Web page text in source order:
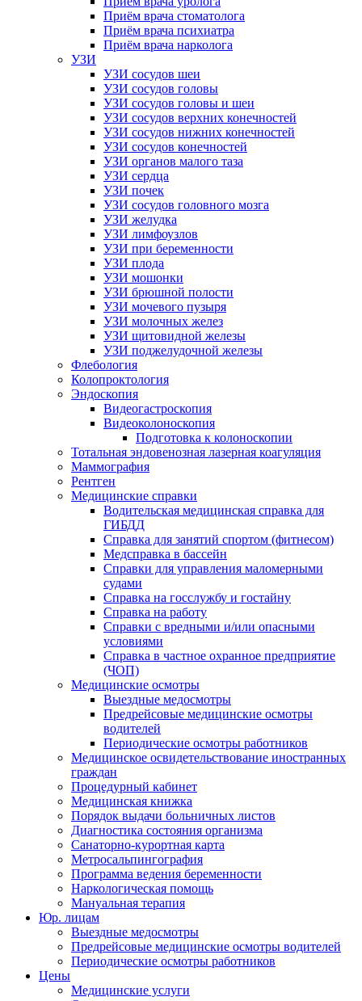
Приём врача стоматолога
Приём врача психиатра
Приём врача нарколога
УЗИ
УЗИ сосудов шеи
УЗИ сосудов головы
УЗИ сосудов головы и шеи
УЗИ сосудов верхних конечностей
УЗИ сосудов нижних конечностей
УЗИ сосудов конечностей
УЗИ органов малого таза
УЗИ сердца
УЗИ почек
УЗИ сосудов головного мозга
УЗИ желудка
УЗИ лимфоузлов
УЗИ при беременности
УЗИ плода
УЗИ мошонки
УЗИ брюшной полости
УЗИ мочевого пузыря
УЗИ молочных желез
УЗИ щитовидной железы
УЗИ поджелудочной железы
Флебология
Колопроктология
Эндоскопия
Видеогастроскопия
Видеоколоноскопия
Подготовка к колоноскопии
Тотальная эндовенозная лазерная коагуляция
Маммография
Рентген
Медицинские справки
Водительская медицинская справка для
ГИБДД
Справка для занятий спортом (фитнесом)
Медсправка в бассейн
Справки для управления маломерными
судами
Справка на госслужбу и гостайну
Справка на работу
Cправки с вредными и/или опасными
условиями
Справка в частное охранное предприятие
(ЧОП)
Медицинские осмотры
Выездные медосмотры
Предрейсовые медицинские осмотры
водителей
Периодические осмотры работников
Медицинское освидетельствование иностранных
граждан
Процедурный кабинет
Медицинская книжка
Порядок выдачи больничных листов
Диагностика состояния организма
Санаторно-курортная карта
Метросальпингография
Программа ведения беременности
Наркологическая помощь
Мануальная терапия
Юр. лицам
Выездные медосмотры
Предрейсовые медицинские осмотры водителей
Периодические осмотры работников
Цены
Медицинские услуги